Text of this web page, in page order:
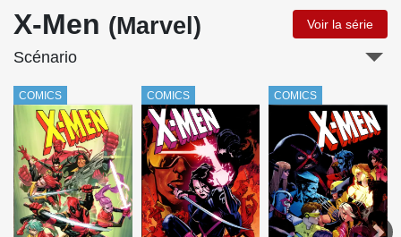
X-Men (Marvel) Voir la série
Scénario
COMICS COMICS COMICS